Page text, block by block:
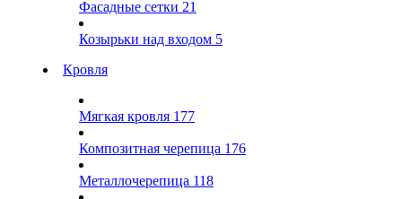
Фасадные сетки 21
Козырьки над входом 5
Кровля
Мягкая кровля 177
Композитная черепица 176
Металлочерепица 118